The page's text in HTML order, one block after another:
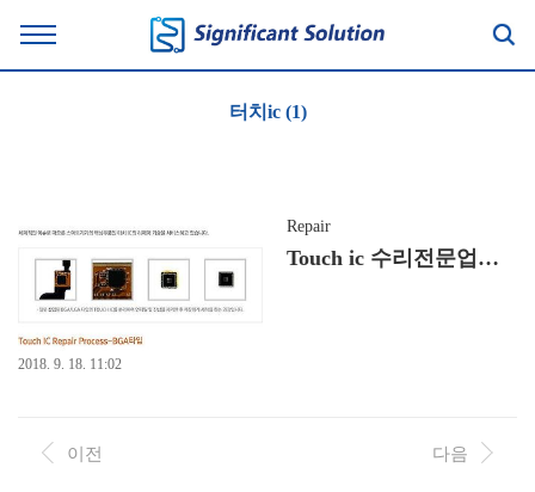
터치ic (1)
Repair
Touch ic 수리전문업체 에스에스테크
2018. 9. 18. 11:02
이전 다음